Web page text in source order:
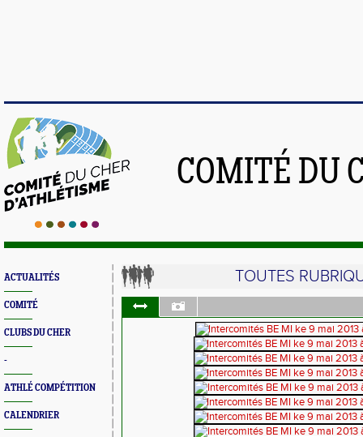
COMITÉ DU
ACTUALITÉS
COMITÉ
CLUBS DU CHER
-
ATHLÉ COMPÉTITION
CALENDRIER
TOUTES